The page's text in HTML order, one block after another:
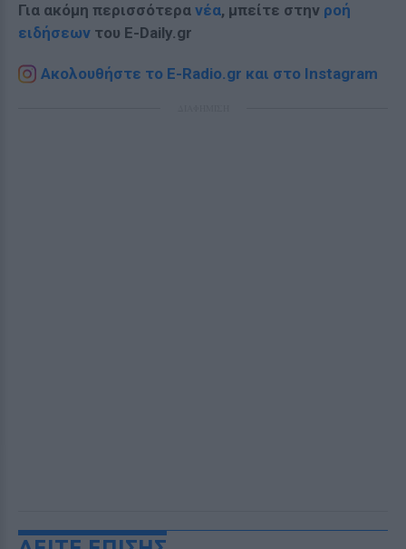
Για ακόμη περισσότερα νέα, μπείτε στην ροή
ειδήσεων του E-Daily.gr
Ακολουθήστε το E-Radio.gr και στο Instagram